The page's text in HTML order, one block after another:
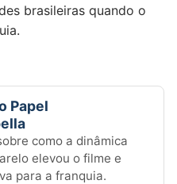
brasileiras quando o
Papel
como a dinâmica
elevou o filme e
para a franquia.